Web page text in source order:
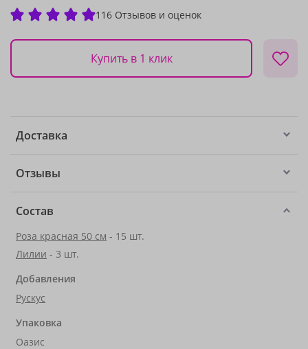
116 Отзывов и оценок
Купить в 1 клик
Доставка
Отзывы
Состав
Роза красная 50 см - 15 шт.
Лилии - 3 шт.
Добавления
Рускус
Упаковка
Оазис